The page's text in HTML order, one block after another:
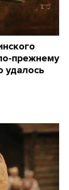
прежнему
удалось